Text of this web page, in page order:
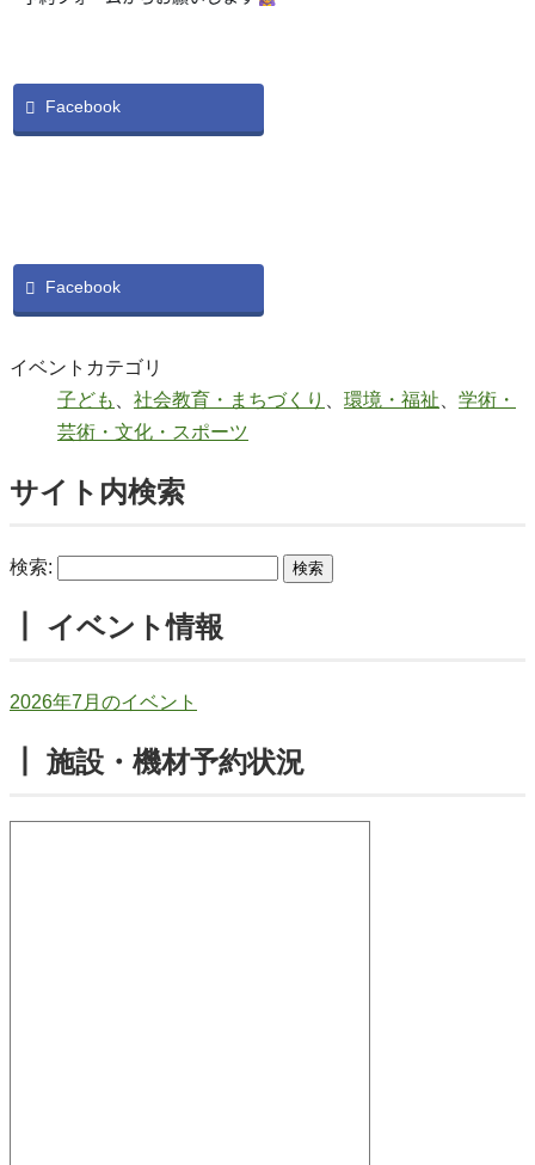
Facebook
Facebook
イベントカテゴリ
子ども
社会教育・まちづくり 環境・福祉
学術・
芸術・文化・スポーツ
サイト内検索
検索:
┃ イベント情報
2026年7月のイベント
┃ 施設・機材予約状況